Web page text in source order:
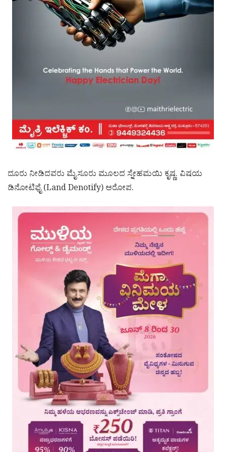
ದೂರು ನೀಡಿದವರು ಮೈಸೂರು ಮೂಲದ ಸ್ನೇಹಮಯಿ ಕೃಷ್ಣ. ವಿಷಯ
ಡಿನೋಟಿಫೈ (Land Denotify) ಆರೋಪ.